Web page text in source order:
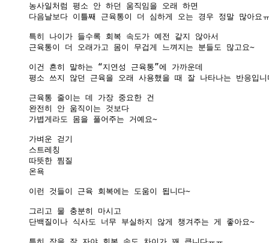
농사일처럼 평소 안 하던 움직임을 오래 하면
다음날보다 이틀째 근육통이 더 심하게 오는 경우 정말 많아요
특히 나이가 들수록 회복 속도가 예전 같지 않아서
근육통이 더 오래가고 몸이 무겁게 느껴지는 분들도 많고요~
이건 흔히 말하는 “지연성 근육통”에 가까운데
평소 쓰지 않던 근육을 오래 사용했을 때 잘 나타나는 반응입니
근육통 줄이는 데 가장 중요한 건
완전히 안 움직이는 것보다
가볍게라도 몸을 풀어주는 거예요~
가벼운 걷기
스트레칭
따뜻한 찜질
온욕
이런 것들이 근육 회복에는 도움이 됩니다~
그리고 물 충분히 마시고
단백질이나 식사도 너무 부실하지 않게 챙겨주는 게 좋아요~